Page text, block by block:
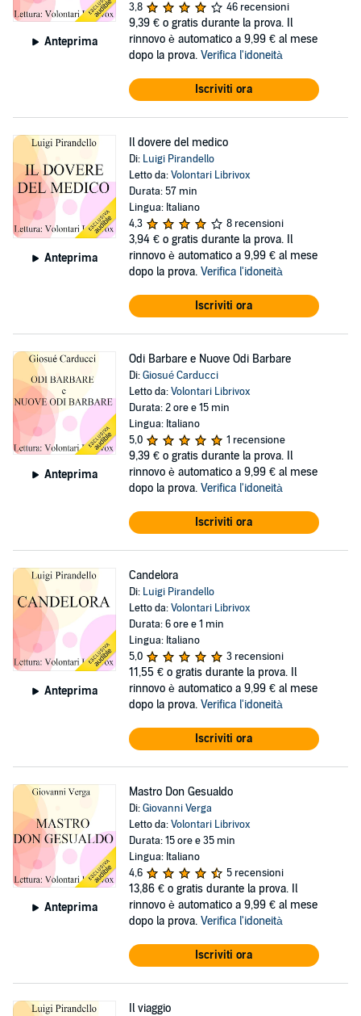
Anteprima
3,8
46 recensioni
9,39 € o gratis durante la prova. Il
rinnovo è automatico a 9,99 € al mese
dopo la prova. Verifica l'idoneità
Iscriviti ora
Anteprima
Il dovere del medico
Di: Luigi Pirandello
Letto da:Volontari Librivox
Durata: 57 min
Lingua: Italiano
4,3
8 recensioni
3,94 € o gratis durante la prova. Il
rinnovo è automatico a 9,99 € al mese
dopo la prova. Verifica l'idoneità
Iscriviti ora
Anteprima
Odi Barbare e Nuove Odi Barbare
Di:Giosué Carducci
Letto da:Volontari Librivox
Durata: 2 ore e 15 min
Lingua: Italiano
5,0
1 recensione
9,39 € o gratis durante la prova. Il
rinnovo è automatico a 9,99 € al mese
dopo la prova. Verifica l'idoneità
Iscriviti ora
Anteprima
Candelora
Di: Luigi Pirandello
Letto da:Volontari Librivox
Durata: 6 ore e 1 min
Lingua: Italiano
5,0
3 recensioni
11,55 € o gratis durante la prova. Il
rinnovo è automatico a 9,99 € al mese
dopo la prova. Verifica l'idoneità
Iscriviti ora
Anteprima
Mastro Don Gesualdo
Di:Giovanni Verga
Letto da:Volontari Librivox
Durata: 15 ore e 35 min
Lingua: Italiano
4,6
5 recensioni
13,86 € o gratis durante la prova. Il
rinnovo è automatico a 9,99 € al mese
dopo la prova. Verifica l'idoneità
Iscriviti ora
Il viaggio